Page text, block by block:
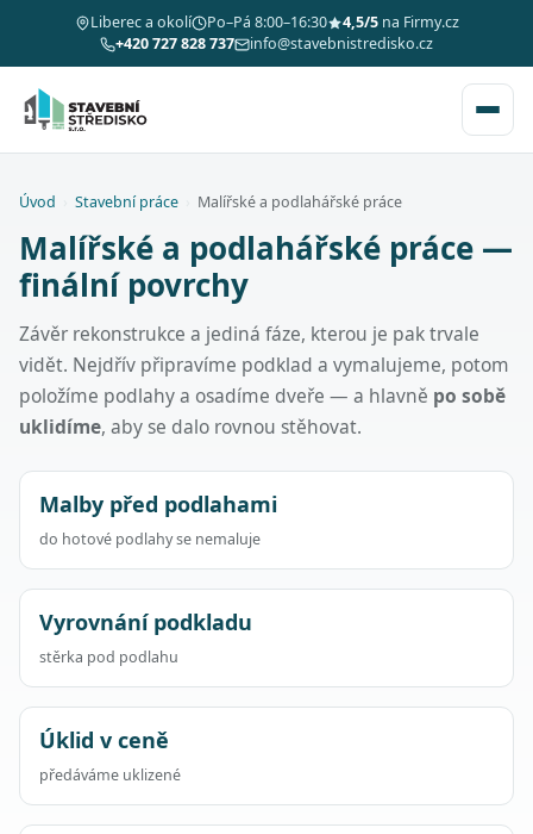
Liberec a okolí Po–Pá 8:00–16:30 4,5/5na Firmy.cz
+420 727 828 737
info@stavebnistredisko.cz
Úvod Stavební práce Malířské a podlahářské práce
Malířské a podlahářské práce —
finální povrchy
Závěr rekonstrukce a jediná fáze, kterou je pak trvale
vidět. Nejdřív připravíme podklad a vymalujeme, potom
položíme podlahy a osadíme dveře — a hlavně po sobě
uklidíme, aby se dalo rovnou stěhovat.
Malby před podlahami
do hotové podlahy se nemaluje
Vyrovnání podkladu
stěrka pod podlahu
Úklid v ceně
předáváme uklizené